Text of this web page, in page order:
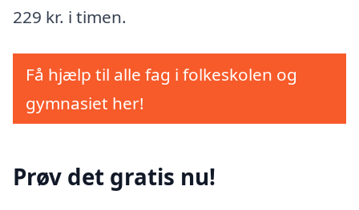
229 kr. i timen.
Få hjælp til alle fag i folkeskolen og
gymnasiet her!
Prøv det gratis nu!